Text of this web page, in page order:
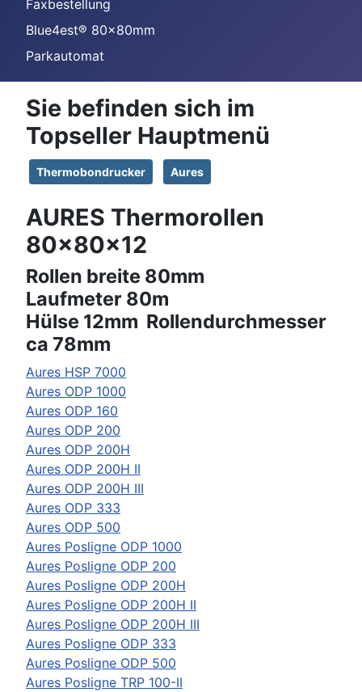
Faxbestellung
Blue4est® 80x80mm
Parkautomat
Sie befinden sich im
Topseller Hauptmenü
Thermobondrucker Aures
AURES Thermorollen
80x80x12
Rollen breite 80mm
Laufmeter 80m
Hülse 12mm Rollendurchmesser
ca 78mm
Aures HSP 7000
Aures ODP 1000
Aures ODP 160
Aures ODP 200
Aures ODP 200H
Aures ODP 200H II
Aures ODP 200H III
Aures ODP 333
Aures ODP 500
Aures Posligne ODP 1000
Aures Posligne ODP 200
Aures Posligne ODP 200H
Aures Posligne ODP 200H II
Aures Posligne ODP 200H III
Aures Posligne ODP 333
Aures Posligne ODP 500
Aures Posligne TRP 100-II